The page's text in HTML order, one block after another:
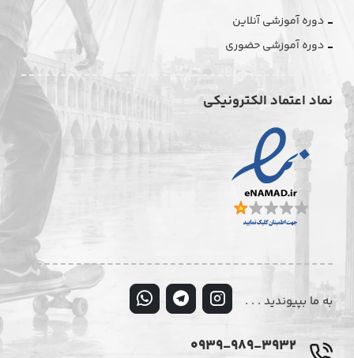
دوره آموزشی آنلاین
دوره آموزشی حضوری
نماد اعتماد الکترونیکی
به ما بپیوندید . . .
0939-989-3932